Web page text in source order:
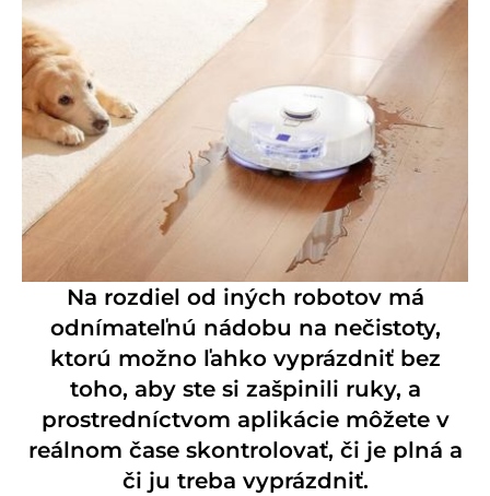
Na rozdiel od iných robotov má
odnímateľnú nádobu na nečistoty,
ktorú možno ľahko vyprázdniť bez
toho, aby ste si zašpinili ruky, a
prostredníctvom aplikácie môžete v
reálnom čase skontrolovať, či je plná a
či ju treba vyprázdniť.